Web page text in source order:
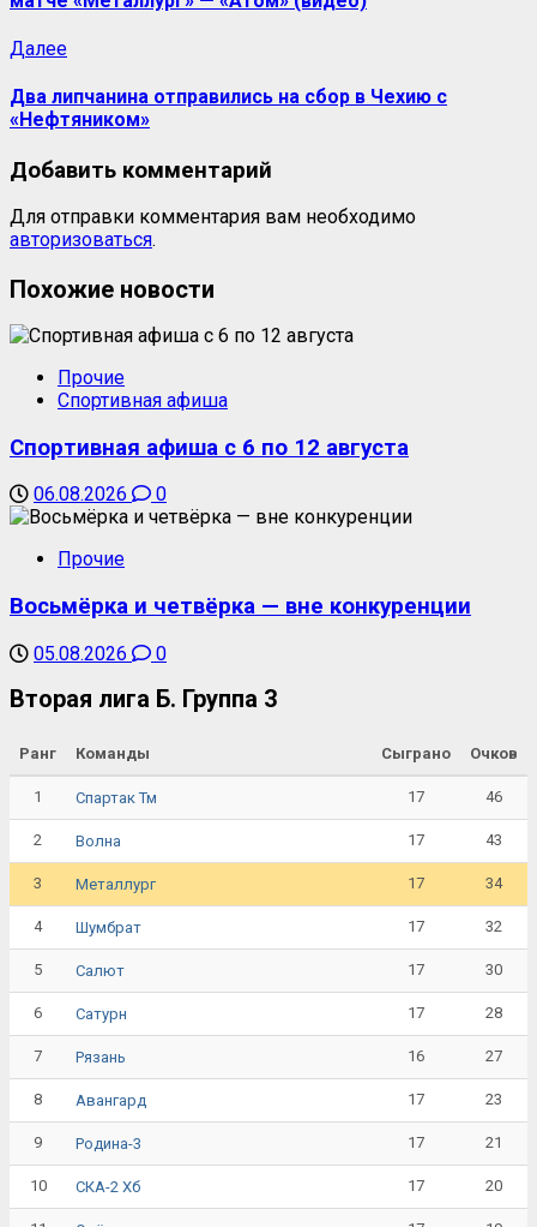
ДалееСледующая
Два липчанина отправились на сбор в Чехию с
«Нефтяником»
Добавить комментарий
Для отправки комментария вам необходимо
авторизоваться.
Похожие новости
Прочие
Спортивная афиша
Спортивная афиша с 6 по 12 августа
06.08.2026 0
Прочие
Восьмёрка и четвёрка — вне конкуренции
05.08.2026 0
Вторая лига Б. Группа 3
Ранг Команды Сыграно Очков
1 Спартак Тм 17 46
2 Волна 17 43
3 Металлург 17 34
4 Шумбрат 17 32
5 Салют 17 30
6 Сатурн 17 28
7 Рязань 16 27
8 Авангард 17 23
9 Родина-3 17 21
10 СКА-2 Хб 17 20